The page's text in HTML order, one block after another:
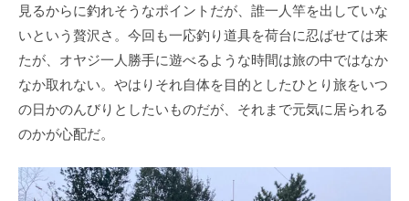
見るからに釣れそうなポイントだが、誰一人竿を出していな
いという贅沢さ。今回も一応釣り道具を荷台に忍ばせては来
たが、オヤジ一人勝手に遊べるような時間は旅の中ではなか
なか取れない。やはりそれ自体を目的としたひとり旅をいつ
の日かのんびりとしたいものだが、それまで元気に居られる
のかが心配だ。